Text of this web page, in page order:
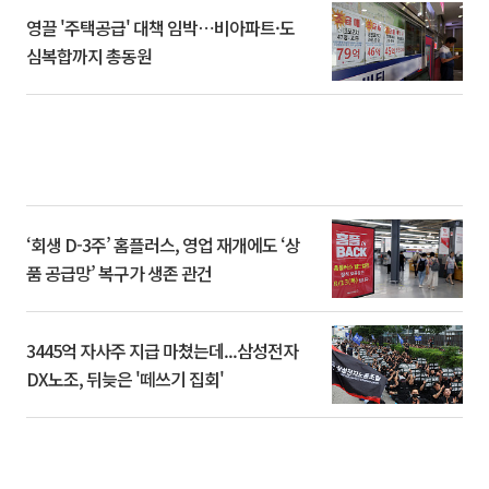
영끌 '주택공급' 대책 임박⋯비아파트·도
심복합까지 총동원
‘회생 D-3주’ 홈플러스, 영업 재개에도 ‘상
품 공급망’ 복구가 생존 관건
3445억 자사주 지급 마쳤는데...삼성전자
DX노조, 뒤늦은 '떼쓰기 집회'